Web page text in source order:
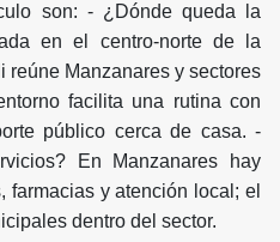
son: - ¿Dónde queda la
en el centro-norte de la
Manzanares y sectores
facilita una rutina con
público cerca de casa. -
En Manzanares hay
farmacias y atención local; el
dentro del sector.